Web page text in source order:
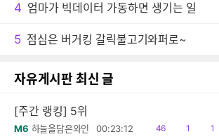
4 엄마가 빅데이터 가동하면 생기는 일
5 점심은 버거킹 갈릭불고기와퍼로~
자유게시판 최신 글
[주간 랭킹] 5위
M6 하늘을담은와인 00:23:12
읽
46
공1
댓1